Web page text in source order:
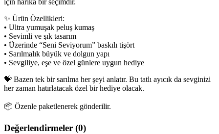
✨ Ürün Özellikleri:
• Ultra yumuşak peluş kumaş
• Sevimli ve şık tasarım
• Üzerinde “Seni Seviyorum” baskılı tişört
• Sarılmalık büyük ve dolgun yapı
• Sevgiliye, eşe ve özel günlere uygun hediye
💝 Bazen tek bir sarılma her şeyi anlatır. Bu tatlı ayıcık da sevginizi
her zaman hatırlatacak özel bir hediye olacak.
📦 Özenle paketlenerek gönderilir.
Değerlendirmeler (0)